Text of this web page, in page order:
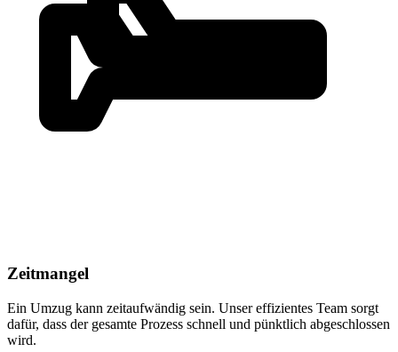
Zeitmangel
Ein Umzug kann zeitaufwändig sein. Unser effizientes Team sorgt
dafür, dass der gesamte Prozess schnell und pünktlich abgeschlossen
wird.